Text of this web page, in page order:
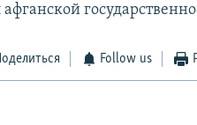
афганской
Поделиться Follow us